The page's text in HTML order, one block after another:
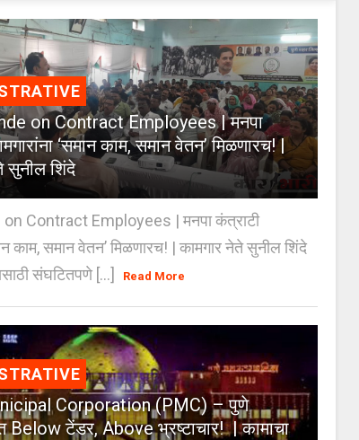
on Contract Employees | मनपा
‘समान काम, समान वेतन’ मिळणारच! |
सुनील शिंदे
Contract Employees | मनपा कंत्राटी
काम, समान वेतन’ मिळणारच! | कामगार नेते सुनील शिंदे
संघटितपणे [...]
Read More
Corporation (PMC) – पुणे
Below टेंडर, Above भ्रष्टाचार! | कामाचा